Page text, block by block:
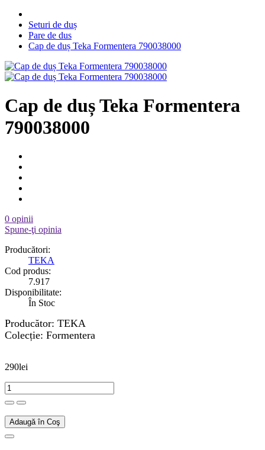
Seturi de duș
Pare de dus
Cap de duș Teka Formentera 790038000
Cap de duș Teka Formentera
790038000
0 opinii
Spune-ţi opinia
Producători:
TEKA
Cod produs:
7.917
Disponibilitate:
În Stoc
Producător: TEKA
Colecție: Formentera
290lei
Adaugă în Coş